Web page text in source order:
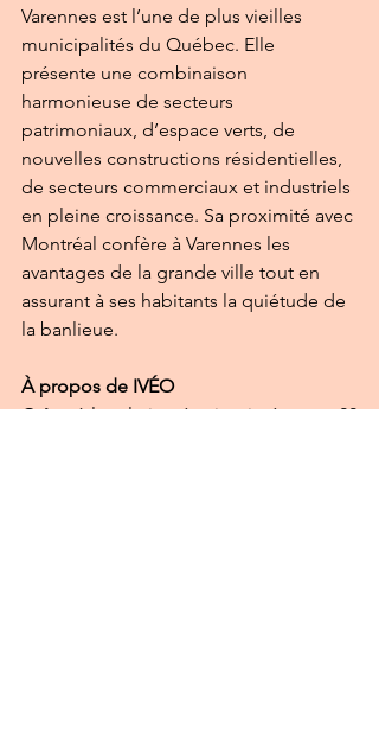
Varennes est l’une de plus vieilles
municipalités du Québec. Elle
présente une combinaison
harmonieuse de secteurs
patrimoniaux, d’espace verts, de
nouvelles constructions résidentielles,
de secteurs commerciaux et industriels
en pleine croissance. Sa proximité avec
Montréal confère à Varennes les
avantages de la grande ville tout en
assurant à ses habitants la quiétude de
la banlieue.
À propos de IVÉO
Grâce à la relation étroite tissée avec 22